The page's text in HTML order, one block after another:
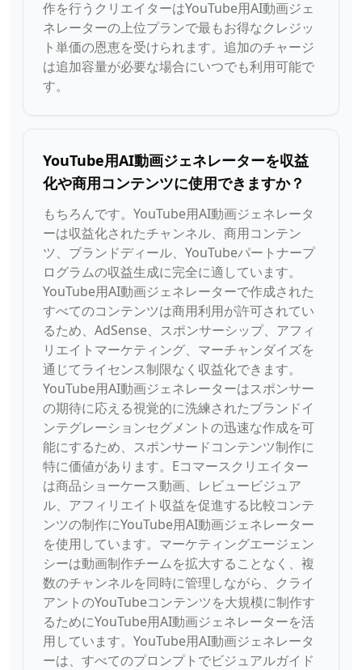
作を行うクリエイターはYouTube用AI動画ジェ
ネレーターの上位プランで最もお得なクレジッ
ト単価の恩恵を受けられます。追加のチャージ
は追加容量が必要な場合にいつでも利用可能で
す。
YouTube用AI動画ジェネレーターを収益
化や商用コンテンツに使用できますか？
もちろんです。YouTube用AI動画ジェネレータ
ーは収益化されたチャンネル、商用コンテン
ツ、ブランドディール、YouTubeパートナープ
ログラムの収益生成に完全に適しています。
YouTube用AI動画ジェネレーターで作成された
すべてのコンテンツは商用利用が許可されてい
るため、AdSense、スポンサーシップ、アフィ
リエイトマーケティング、マーチャンダイズを
通じてライセンス制限なく収益化できます。
YouTube用AI動画ジェネレーターはスポンサー
の期待に応える視覚的に洗練されたブランドイ
ンテグレーションセグメントの迅速な作成を可
能にするため、スポンサードコンテンツ制作に
特に価値があります。Eコマースクリエイター
は商品ショーケース動画、レビュービジュア
ル、アフィリエイト収益を促進する比較コンテ
ンツの制作にYouTube用AI動画ジェネレーター
を使用しています。マーケティングエージェン
シーは動画制作チームを拡大することなく、複
数のチャンネルを同時に管理しながら、クライ
アントのYouTubeコンテンツを大規模に制作す
るためにYouTube用AI動画ジェネレーターを活
用しています。YouTube用AI動画ジェネレータ
ーは、すべてのプロンプトでビジュアルガイド